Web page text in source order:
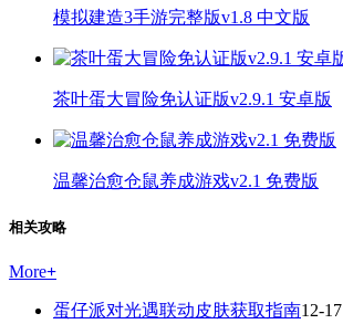
模拟建造3手游完整版v1.8 中文版
茶叶蛋大冒险免认证版v2.9.1 安卓版
温馨治愈仓鼠养成游戏v2.1 免费版
相关攻略
More+
蛋仔派对光遇联动皮肤获取指南12-17